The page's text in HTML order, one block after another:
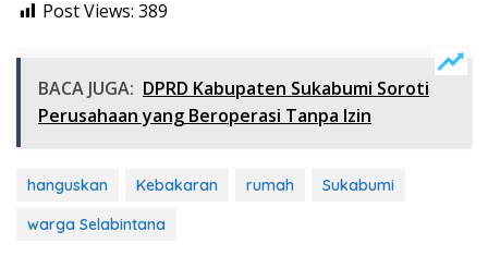
Post Views: 389
BACA JUGA: DPRD Kabupaten Sukabumi Soroti
Perusahaan yang Beroperasi Tanpa Izin
hanguskan Kebakaran rumah
Sukabumi
warga Selabintana